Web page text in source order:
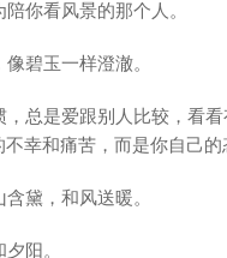
你看风景的那个人。
碧玉一样澄澈。
总是爱跟别人比较，看
幸和痛苦，而是你自己的
黛，和风送暖。
阳。